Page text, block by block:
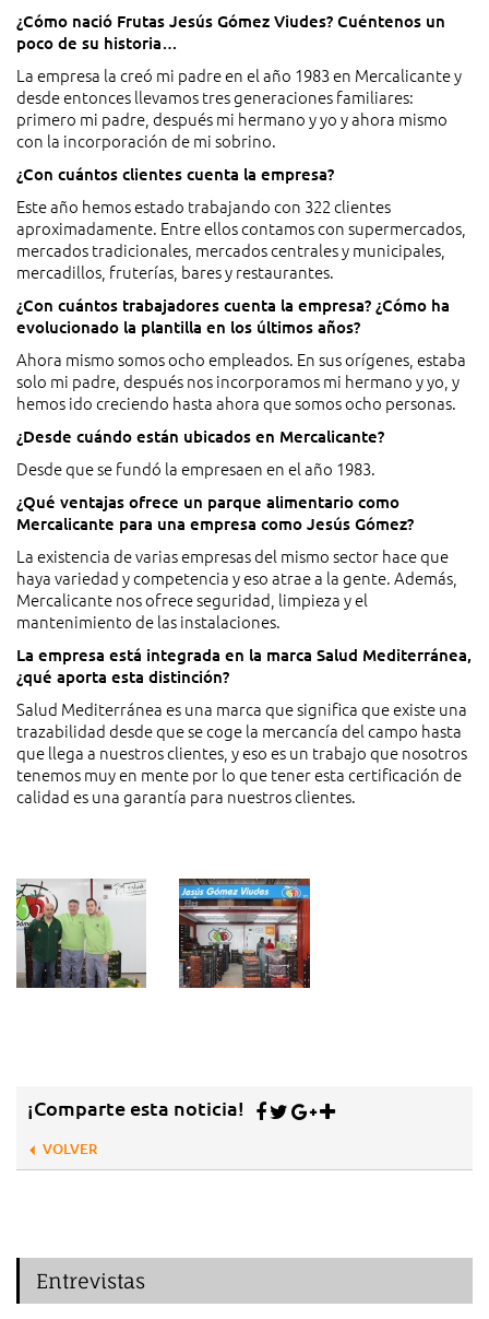
¿Cómo nació Frutas Jesús Gómez Viudes? Cuéntenos un
poco de su historia…
La empresa la creó mi padre en el año 1983 en Mercalicante y
desde entonces llevamos tres generaciones familiares:
primero mi padre, después mi hermano y yo y ahora mismo
con la incorporación de mi sobrino.
¿Con cuántos clientes cuenta la empresa?
Este año hemos estado trabajando con 322 clientes
aproximadamente. Entre ellos contamos con supermercados,
mercados tradicionales, mercados centrales y municipales,
mercadillos, fruterías, bares y restaurantes.
¿Con cuántos trabajadores cuenta la empresa? ¿Cómo ha
evolucionado la plantilla en los últimos años?
Ahora mismo somos ocho empleados. En sus orígenes, estaba
solo mi padre, después nos incorporamos mi hermano y yo, y
hemos ido creciendo hasta ahora que somos ocho personas.
¿Desde cuándo están ubicados en Mercalicante?
Desde que se fundó la empresaen en el año 1983.
¿Qué ventajas ofrece un parque alimentario como
Mercalicante para una empresa como Jesús Gómez?
La existencia de varias empresas del mismo sector hace que
haya variedad y competencia y eso atrae a la gente. Además,
Mercalicante nos ofrece seguridad, limpieza y el
mantenimiento de las instalaciones.
La empresa está integrada en la marca Salud Mediterránea,
¿qué aporta esta distinción?
Salud Mediterránea es una marca que significa que existe una
trazabilidad desde que se coge la mercancía del campo hasta
que llega a nuestros clientes, y eso es un trabajo que nosotros
tenemos muy en mente por lo que tener esta certificación de
calidad es una garantía para nuestros clientes.
¡Comparte esta noticia!
VOLVER
Entrevistas